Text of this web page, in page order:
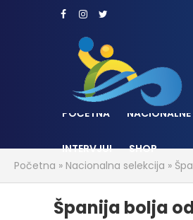
POČETNA NACIONALNE
INTERVJUI
SHOP
Početna » Nacionalna selekcija »
Španija bolja